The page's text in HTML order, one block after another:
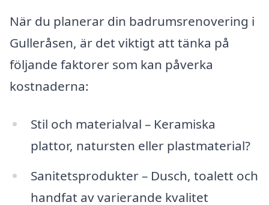
När du planerar din badrumsrenovering i
Gulleråsen, är det viktigt att tänka på
följande faktorer som kan påverka
kostnaderna:
Stil och materialval – Keramiska
plattor, natursten eller plastmaterial?
Sanitetsprodukter – Dusch, toalett och
handfat av varierande kvalitet